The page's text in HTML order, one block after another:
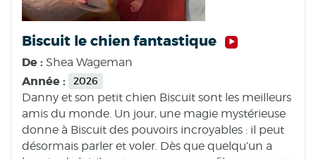
Biscuit le chien fantastique
De : Shea Wageman
Année : 2026
Danny et son petit chien Biscuit sont les meilleurs
amis du monde. Un jour, une magie mystérieuse
donne à Biscuit des pouvoirs incroyables : il peut
désormais parler et voler. Dès que quelqu’un a